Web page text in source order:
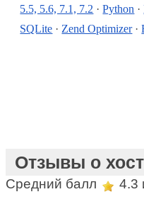
5.5, 5.6, 7.1, 7.2 ·Python ·
SQLite ·Zend Optimizer·
Отзывы о
Средний балл 4.3